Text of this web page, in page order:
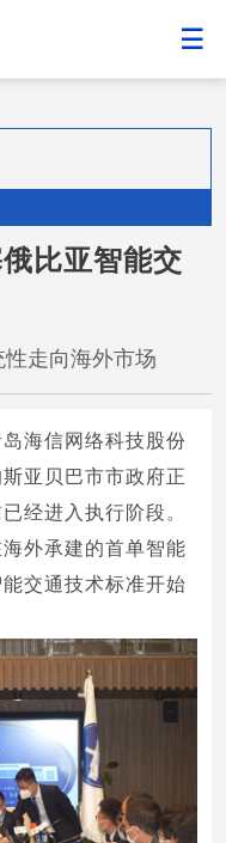
比亚智能交
走向海外市场
海信网络科技股份
亚贝巴市市政府正
经进入执行阶段。
外承建的首单智能
交通技术标准开始